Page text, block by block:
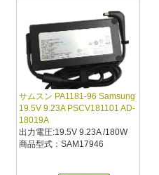
サムスン PA1181-96 Samsung
19.5V 9.23A PSCV181101 AD-
18019A
出力電圧:19.5V 9.23A /180W
商品型式：SAM17946